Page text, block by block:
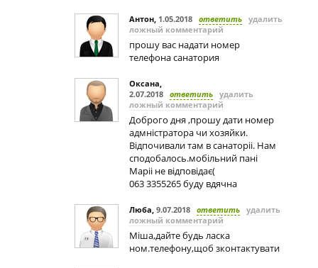
Антон, 1.05.2018 ответить удалить
ложный комментарий
прошу вас надати номер
телефона санатория
Оксана,
2.07.2018 ответить удалить
ложный комментарий
Доброго дня ,прошу дати номер
адмністратора чи хозяйки.
Відпочивали там в санаторіі. Нам
сподобалось.мобільний пані
Маріі не відповідає(
063 3355265 буду вдячна
Люба, 9.07.2018 ответить удалить
ложный комментарий
Міша,дайте будь ласка
ном.телефону,щоб зконтактувати